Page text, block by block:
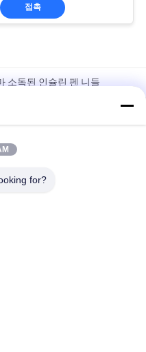
접촉
소독된 인슐린 펜 니들
동안 버릴 수 있는 당뇨병 펜
리 인슐린 펜 니들은 0.20 Ｘ
for?